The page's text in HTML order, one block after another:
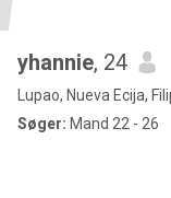
yhannie, 24
Lupao, Nueva Ecija,
Søger: Mand 22 - 26